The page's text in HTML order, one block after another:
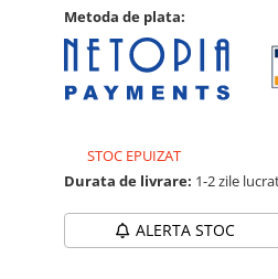
Metoda de plata:
STOC EPUIZAT
Durata de livrare: 1-2 zile
ALERTA STOC